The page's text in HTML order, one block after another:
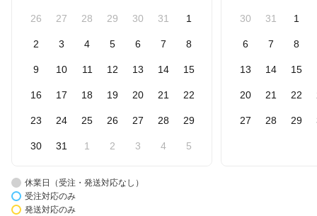
26 27 28 29 30 31 1
2 3 4 5 6 7 8
9 10 11 12 13 14 15
16 17 18 19 20 21 22
23 24 25 26 27 28 29
30 31 1 2 3 4 5
30 31 1
6 7 8
13 14 15
20 21 22
27 28 29
休業日（受注・発送対応なし）
受注対応のみ
発送対応のみ